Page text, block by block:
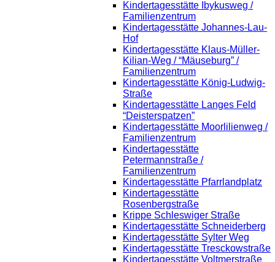
Kindertagesstätte Ibykusweg /
Familienzentrum
Kindertagesstätte Johannes-Lau-
Hof
Kindertagesstätte Klaus-Müller-
Kilian-Weg / “Mäuseburg” /
Familienzentrum
Kindertagesstätte König-Ludwig-
Straße
Kindertagesstätte Langes Feld
“Deisterspatzen”
Kindertagesstätte Moorlilienweg /
Familienzentrum
Kindertagesstätte
Petermannstraße /
Familienzentrum
Kindertagesstätte Pfarrlandplatz
Kindertagesstätte
Rosenbergstraße
Krippe Schleswiger Straße
Kindertagesstätte Schneiderberg
Kindertagesstätte Sylter Weg
Kindertagesstätte Tresckowstraße
Kindertagesstätte Voltmerstraße